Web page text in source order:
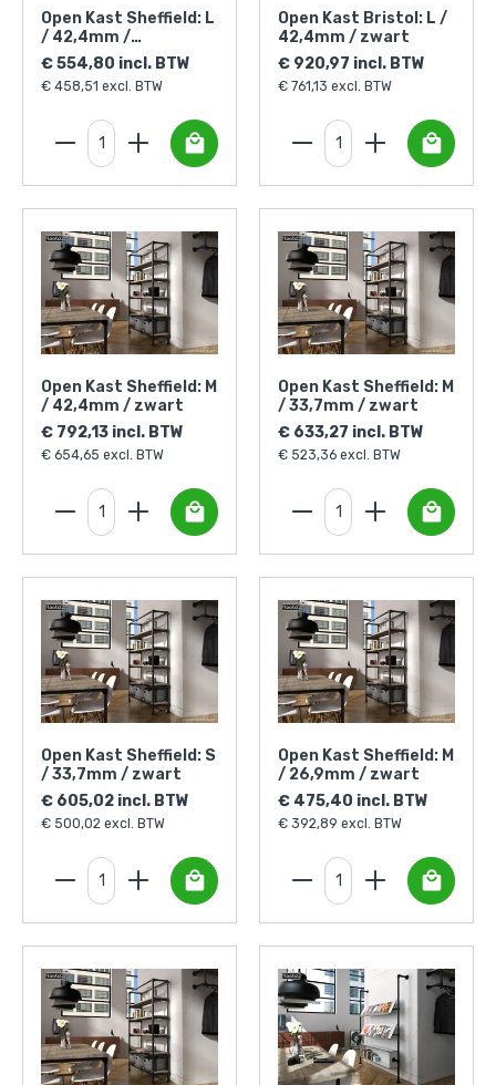
Open Kast Sheffield: L
/ 42,4mm /
zilverkleurig
€ 554,80 incl. BTW
€ 458,51 excl. BTW
Open Kast Bristol: L /
42,4mm / zwart
€ 920,97 incl. BTW
€ 761,13 excl. BTW
Open Kast Sheffield: M
/ 42,4mm / zwart
€ 792,13 incl. BTW
€ 654,65 excl. BTW
Open Kast Sheffield: M
/ 33,7mm / zwart
€ 633,27 incl. BTW
€ 523,36 excl. BTW
Open Kast Sheffield: S
/ 33,7mm / zwart
€ 605,02 incl. BTW
€ 500,02 excl. BTW
Open Kast Sheffield: M
/ 26,9mm / zwart
€ 475,40 incl. BTW
€ 392,89 excl. BTW